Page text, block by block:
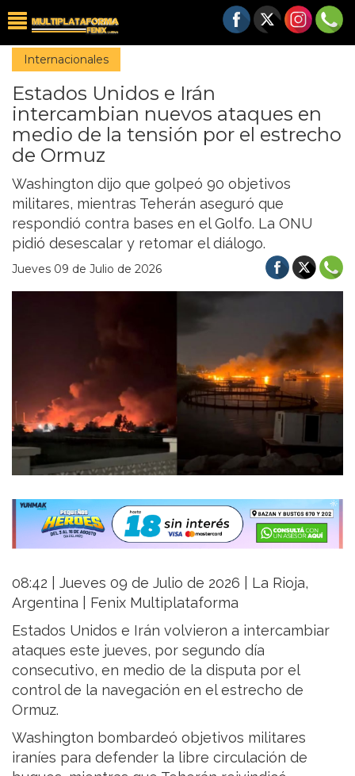
Internacionales
Estados Unidos e Irán
intercambian nuevos ataques en
medio de la tensión por el estrecho
de Ormuz
Washington dijo que golpeó 90 objetivos
militares, mientras Teherán aseguró que
respondió contra bases en el Golfo. La ONU
pidió desescalar y retomar el diálogo.
Jueves 09 de Julio de 2026
08:42 | Jueves 09 de Julio de 2026 | La Rioja,
Argentina | Fenix Multiplataforma
Estados Unidos e Irán volvieron a intercambiar
ataques este jueves, por segundo día
consecutivo, en medio de la disputa por el
control de la navegación en el estrecho de
Ormuz.
Washington bombardeó objetivos militares
iraníes para defender la libre circulación de